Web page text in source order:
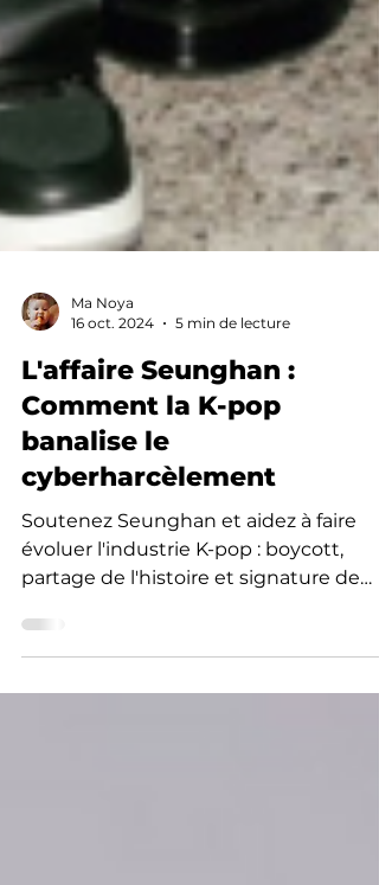
Ma Noya
16 oct. 2024
5 min de lecture
L'affaire Seunghan :
Comment la K-pop
banalise le
cyberharcèlement
Soutenez Seunghan et aidez à faire
partage de l'histoire et signature de
pétitions.